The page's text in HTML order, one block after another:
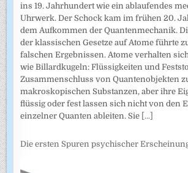
ins 19. Jahrhundert wie ein ablaufendes
Uhrwerk. Der Schock kam im frühen 20.
dem Aufkommen der Quantenmechanik.
der klassischen Gesetze auf Atome führte
falschen Ergebnissen. Atome verhalten
wie Billardkugeln: Flüssigkeiten und
Zusammenschluss von Quantenobjekten
makroskopischen Substanzen, aber ihre
flüssig oder fest lassen sich nicht von den
einzelner Quanten ableiten. Sie [...]
Die ersten Spuren psychischer